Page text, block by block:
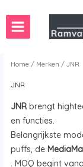
naar
inhoud
Home / Merken / JNR
JNR
JNRbrengt
en functies.
Belangrijkste
puffs, de
. MOQ begint
Groothandel Vapes